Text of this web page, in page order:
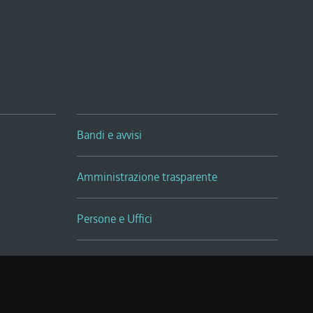
Bandi e avvisi
Amministrazione trasparente
Persone e Uffici
Sala Tiziano Tessitori